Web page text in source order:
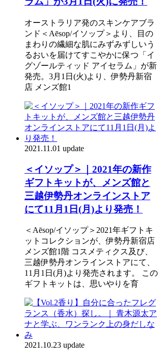
オーストラリア発のスキンケアブラ
ンド＜Aēsop/イソップ＞より、目の
まわりの繊細な肌にみずみずしいう
るおいを届けてすこやかに保つ「イ
グゾールティッド アイセラム」が新
発売。3月1日(火)より、伊勢丹新宿
店 メンズ館1
2021.11.01 update
＜イソップ＞｜2021年の新作
ギフトキットが、メンズ館と
三越伊勢丹オンラインストア
にて11月1日(月)より発売！
＜Aēsop/イソップ＞2021年ギフトキ
ットコレクションが、伊勢丹新宿店
メンズ館1階 コスメティクス及び、
三越伊勢丹オンラインストアにて、
11月1日(月)より発売されます。 この
ギフトキットは、思いやりを育
2021.10.23 update